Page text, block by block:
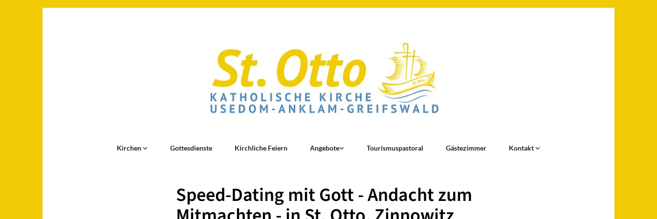
Kirchen Gottesdienste Kirchliche Feiern Angebote Tourismuspastoral Gästezimmer Kontakt
Speed-Dating mit Gott - Andacht zum